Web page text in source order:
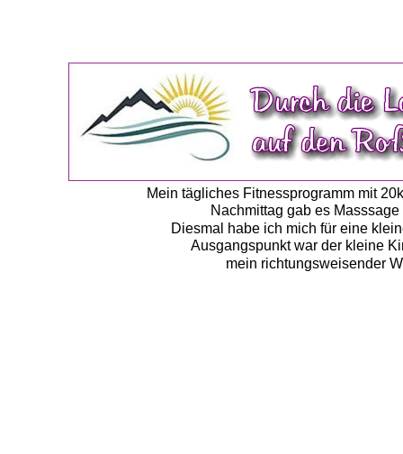
Mein tägliches Fitnessprogramm mit
Nachmittag gab es
Diesmal habe ich mich für eine
Ausgangspunkt war der kleine
mein richtungsweisender